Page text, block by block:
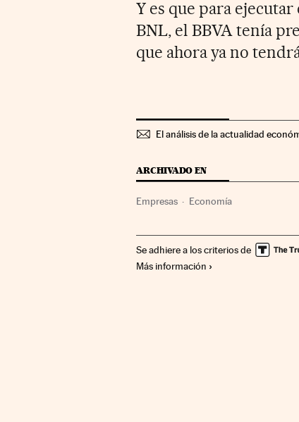
Y es que para
BNL, el BBVA tenía
que ahora ya no
El análisis de la actualidad
ARCHIVADO EN
Empresas Economía
Se adhiere a los criterios de
Más información